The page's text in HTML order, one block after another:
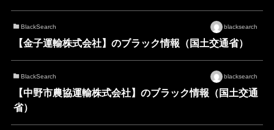
BlackSearch blacksearch
【金子運輸株式会社】のブラック情報（国土交通省）
BlackSearch blacksearch
【中野市農協運輸株式会社】のブラック情報（国土交通
省）